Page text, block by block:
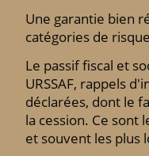
Une garantie bien
catégories de
Le passif fiscal et
URSSAF, rappels
déclarées, dont le
la cession. Ce sont
et souvent les plus